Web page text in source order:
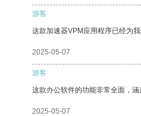
游客
这款加速器VPM应用程序已经为
2025-05-07
游客
这款办公软件的功能非常全面，
2025-05-07